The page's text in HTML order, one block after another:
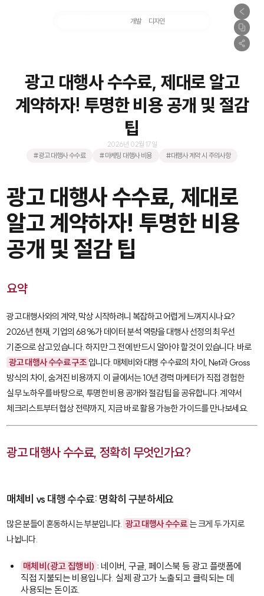
개발 디자인
광고 대행사 수수료, 제대로 알고
계약하자! 투명한 비용 공개 및 절감
팁
2026년 02월 17일
#광고 대행사 수수료
#마케팅 대행사 비용 #대행사 계약 시 주의사항
광고 대행사 수수료, 제대로
알고 계약하자! 투명한 비용
공개 및 절감 팁
요약
광고 대행사와의 계약, 막상 시작하려니 복잡하고 어렵게 느껴지시나요?
2026년 현재, 기업의 68%가 데이터 분석 역량을 대행사 선정의 최우선
기준으로 삼고 있습니다. 하지만 그 전에 반드시 알아야 할 것이 있습니다. 바로
광고 대행사 수수료 구조 입니다. 매체비와 대행 수수료의 차이, Net과 Gross
방식의 차이, 숨겨진 비용까지. 이 글에서는 10년 경력 마케터가 직접 경험한
실무 노하우를 바탕으로, 투명한 비용 공개와 절감 팁을 공유합니다. 계약서
체크리스트부터 협상 전략까지, 지금 바로 활용 가능한 가이드를 만나보세요.
광고 대행사 수수료, 정확히 무엇인가요?
매체비 vs 대행 수수료: 명확히 구분하세요
많은 분들이 혼동하시는 부분입니다. 광고 대행사 수수료 는 크게 두 가지로
나뉩니다.
매체비(광고 집행비) : 네이버, 구글, 페이스북 등 광고 플랫폼에
직접 지불되는 비용입니다. 실제 광고가 노출되고 클릭되는 데
사용되는 돈이죠.